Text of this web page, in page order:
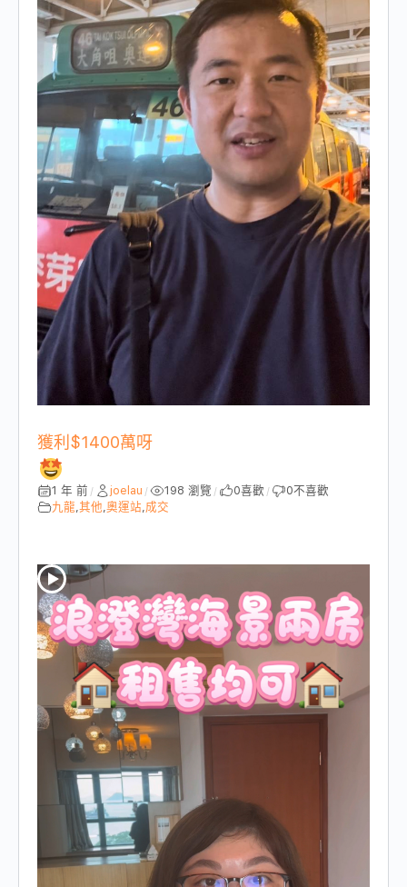
獲利$1400萬呀
1 年 前 / joelau / 198 瀏覽 / 0喜歡 / 0不喜歡
九龍,其他,奧運站,成交